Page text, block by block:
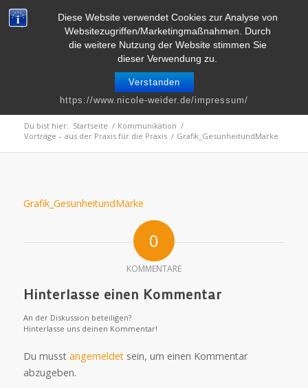
Diese Website verwendet Cookies zur Analyse von
Websitezugriffen/Marketingmaßnahmen. Durch
die weitere Nutzung der Website stimmen Sie
dieser Verwendung zu.
Verstanden
https://www.nicole-weider.de/impressum/
Grafik_GesunheitundMarke
Du bist hier: Startseite / Kommunikation /
Vorträge – aus der Praxis für die Praxis / Grafik_GesunheitundMarke
Grafik_GesunheitundMarke
0
KOMMENTARE
Hinterlasse einen Kommentar
An der Diskussion beteiligen?
Hinterlasse uns deinen Kommentar!
Du musst angemeldetsein, um einen Kommentar
abzugeben.